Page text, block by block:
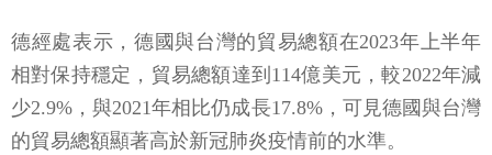
德經處表示，德國與台灣的貿易總額在2023年上半年
相對保持穩定，貿易總額達到114億美元，較2022年減
少2.9%，與2021年相比仍成長17.8%，可見德國與台灣
的貿易總額顯著高於新冠肺炎疫情前的水準。